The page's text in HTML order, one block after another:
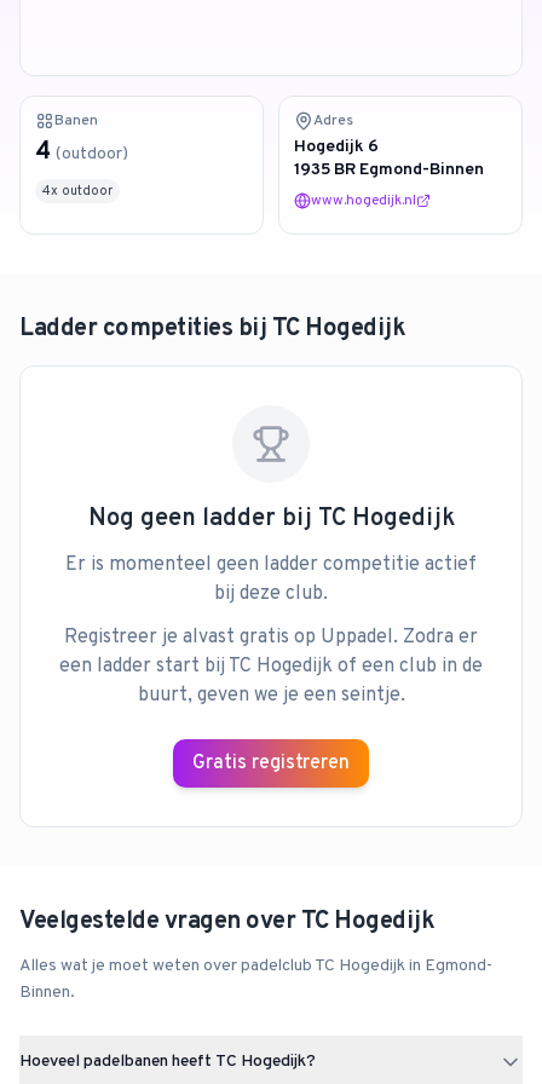
van 128 reviews
Banen
4 (outdoor)
4x outdoor
Adres
Hogedijk 6
1935 BR Egmond-Binnen
www.hogedijk.nl
Ladder competities bij TC Hogedijk
Nog geen ladder bij TC Hogedijk
Er is momenteel geen ladder competitie actief
bij deze club.
Registreer je alvast gratis op Uppadel. Zodra er
een ladder start bij TC Hogedijk of een club in de
buurt, geven we je een seintje.
Gratis registreren
Veelgestelde vragen overTC Hogedijk
Alles wat je moet weten over padelclub TC Hogedijkin Egmond-
Binnen.
Hoeveel padelbanen heeft TC Hogedijk?